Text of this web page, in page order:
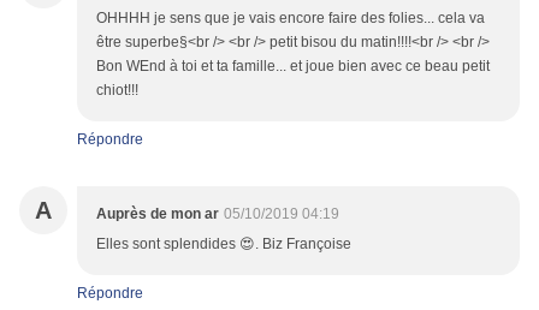
OHHHH je sens que je vais encore faire des folies... cela va
être superbe§<br /> <br /> petit bisou du matin!!!!<br /> <br />
Bon WEnd à toi et ta famille... et joue bien avec ce beau petit
chiot!!!
Répondre
A Auprès de mon ar 05/10/2019 04:19
Elles sont splendides 😍. Biz Françoise
Répondre